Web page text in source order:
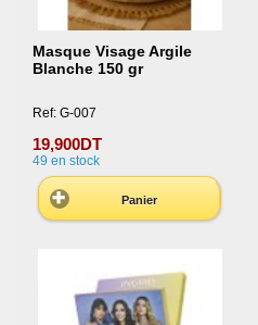
Masque Visage Argile
Blanche 150 gr
Ref: G-007
19,900DT
49 en stock
Panier